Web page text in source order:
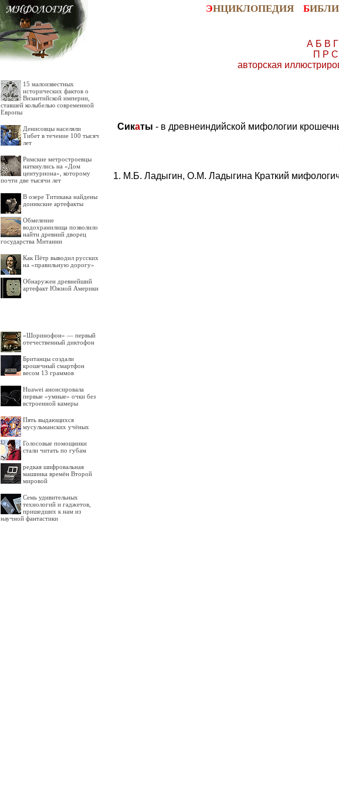
ЭНЦИКЛОПЕДИЯ Б
15 малоизвестных
исторических фактов о
Византийской империи,
ставшей колыбелью современной
Европы
Денисовцы населяли
Тибет в течение 100 тысяч
лет
Римские метростроевцы
наткнулись на «Дом
центуриона», которому
почти две тысячи лет
В озере Титикака найдены
доинкские артефакты
Обмеление
водохранилища позволило
найти древний дворец
государства Митанни
Как Пётр выводил русских
на «правильную дорогу»
Обнаружен древнейший
артефакт Южной Америки
«Шоринофон» — первый
отечественный диктофон
Британцы создали
крошечный смартфон
весом 13 граммов
Huawei анонсировала
первые «умные» очки без
встроенной камеры
Пять выдающихся
мусульманских учёных
Голосовые помощники
стали читать по губам
редкая шифровальная
машинка времён Второй
мировой
Семь удивительных
технологий и гаджетов,
пришедших к нам из
научной фантастики
А Б В Г
П Р С
авторская
Сикаты - в древнеиндийской мифологии
М.Б. Ладыгин, О.М. Ладыгина Краткий